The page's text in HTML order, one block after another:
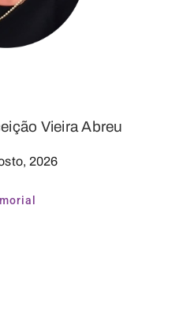
Vieira Abreu
2026